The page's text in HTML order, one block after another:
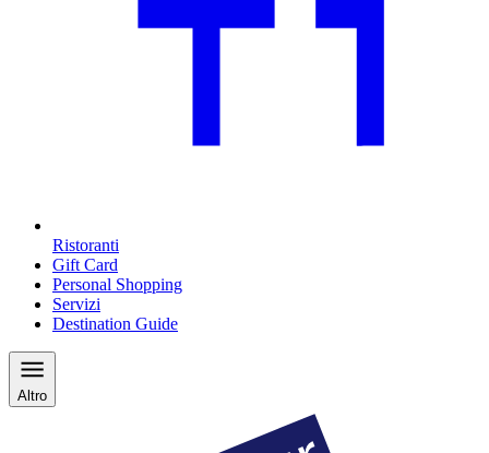
Ristoranti
Gift Card
Personal Shopping
Servizi
Destination Guide
Altro